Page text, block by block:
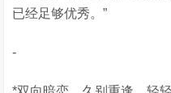
已经足够优秀。”
-